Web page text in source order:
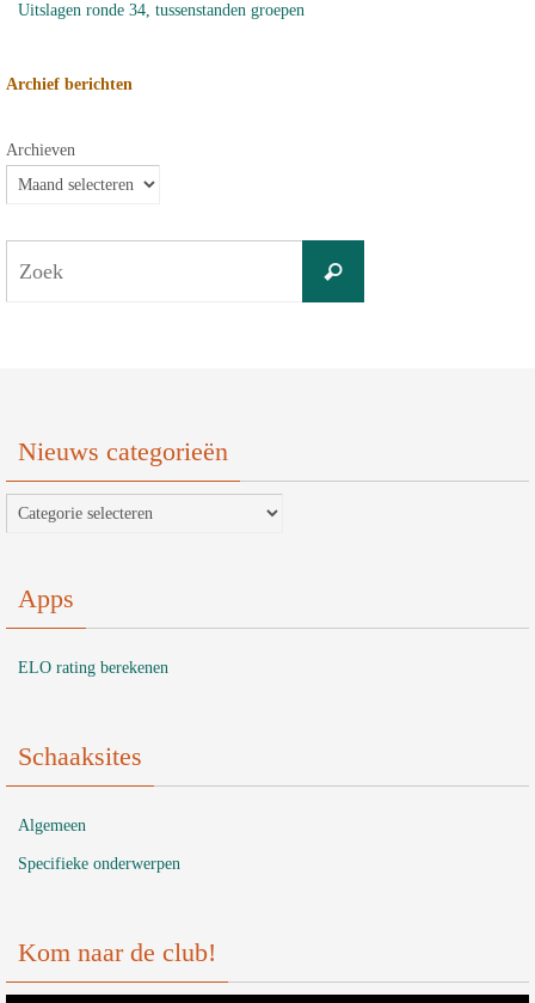
Uitslagen ronde 34, tussenstanden groepen
Archief berichten
Archieven
Zoek
Nieuws categorieën
Nieuws
categorieën
Apps
ELO rating berekenen
Schaaksites
Algemeen
Specifieke onderwerpen
Kom naar de club!